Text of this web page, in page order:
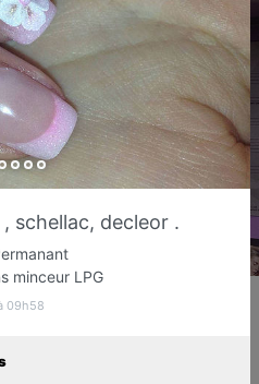
Coquettes
schellac, decleor .
minceur LPG
09h58